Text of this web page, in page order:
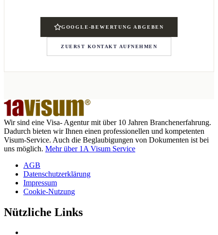
GOOGLE-BEWERTUNG ABGEBEN
ZUERST KONTAKT AUFNEHMEN
Wir sind eine Visa- Agentur mit über 10 Jahren Branchenerfahrung.
Dadurch bieten wir Ihnen einen professionellen und kompetenten
Visum-Service. Auch die Beglaubigungen von Dokumenten ist bei
uns möglich. Mehr über 1A Visum Service
AGB
Datenschutzerklärung
Impressum
Cookie-Nutzung
Nützliche Links